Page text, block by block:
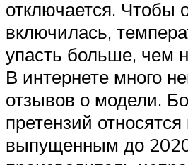
отключается. Чтобы
включилась,
упасть больше, чем
В интернете много
отзывов о модели.
претензий
выпущенным до